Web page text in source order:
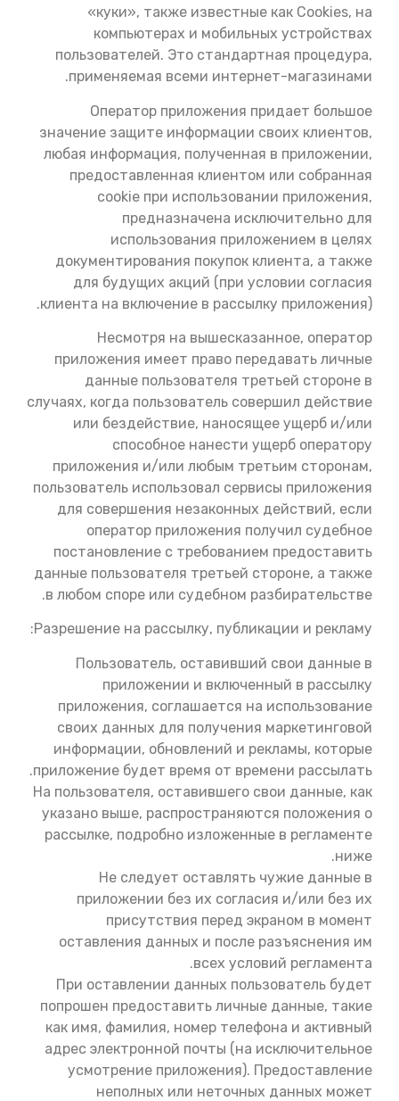
«куки», также известные как Cookies, на
компьютерах и мобильных устройствах
пользователей. Это стандартная процедура,
применяемая всеми интернет-магазинами.
Оператор приложения придает большое
значение защите информации своих клиентов,
любая информация, полученная в приложении,
предоставленная клиентом или собранная
cookie при использовании приложения,
предназначена исключительно для
использования приложением в целях
документирования покупок клиента, а также
для будущих акций (при условии согласия
клиента на включение в рассылку приложения).
Несмотря на вышесказанное, оператор
приложения имеет право передавать личные
данные пользователя третьей стороне в
случаях, когда пользователь совершил действие
или бездействие, наносящее ущерб и/или
способное нанести ущерб оператору
приложения и/или любым третьим сторонам,
пользователь использовал сервисы приложения
для совершения незаконных действий, если
оператор приложения получил судебное
постановление с требованием предоставить
данные пользователя третьей стороне, а также
в любом споре или судебном разбирательстве.
Разрешение на рассылку, публикации и рекламу:
Пользователь, оставивший свои данные в
приложении и включенный в рассылку
приложения, соглашается на использование
своих данных для получения маркетинговой
информации, обновлений и рекламы, которые
приложение будет время от времени рассылать.
На пользователя, оставившего свои данные, как
указано выше, распространяются положения о
рассылке, подробно изложенные в регламенте
ниже.
Не следует оставлять чужие данные в
приложении без их согласия и/или без их
присутствия перед экраном в момент
оставления данных и после разъяснения им
всех условий регламента.
При оставлении данных пользователь будет
попрошен предоставить личные данные, такие
как имя, фамилия, номер телефона и активный
адрес электронной почты (на исключительное
усмотрение приложения). Предоставление
неполных или неточных данных может